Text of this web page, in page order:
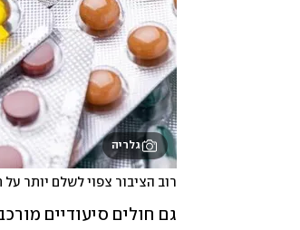
גלריה
רוב הציבור צפוי לשלם יותר על